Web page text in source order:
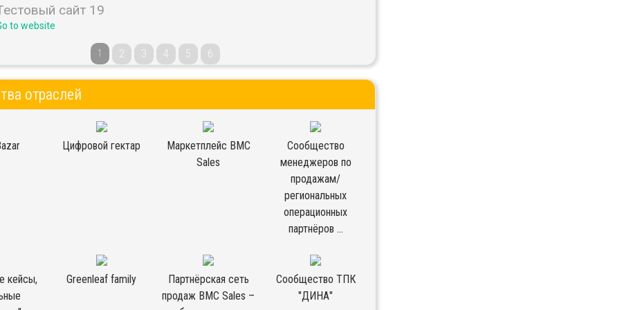
сайт 19
to website
1 2 3 4 5 6
отраслей
Цифровой гектар
Маркетплейс BMC
Sales
Сообщество
менеджеров по
продажам/
региональных
операционных
партнёров ...
кейсы,
Greenleaf family
Партнёрская сеть
продаж BMC Sales –
Сообщество ТПК
"ДИНА"